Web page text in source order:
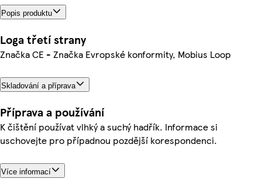
Popis produktu
Loga třetí strany
Značka CE - Značka Evropské konformity, Mobius Loop
Skladování a příprava
Příprava a používání
K čištění používat vlhký a suchý hadřík. Informace si
uschovejte pro případnou pozdější korespondenci.
Více informací